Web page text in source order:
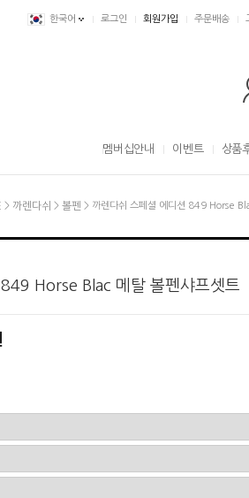
한국어 로그인 회원가입 주문배송
멤버십안내 이벤트 상품
> 까렌다쉬 > 볼펜 > 까렌다쉬 스페셜 에디션 849 Horse
Horse Blac 메탈 볼펜샤프셋트